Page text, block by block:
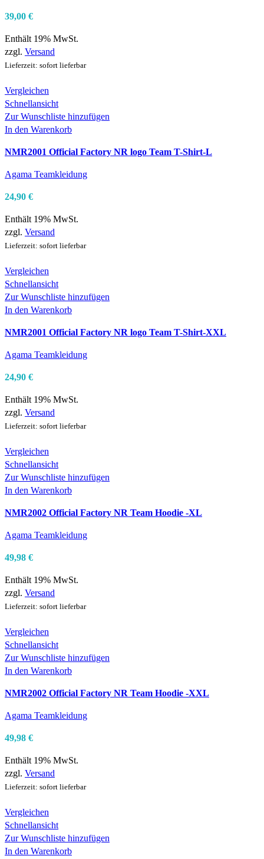
39,00 €
Enthält 19% MwSt.
zzgl. Versand
Lieferzeit: sofort lieferbar
Vergleichen
Schnellansicht
Zur Wunschliste hinzufügen
In den Warenkorb
NMR2001 Official Factory NR logo Team T-Shirt-L
Agama Teamkleidung
24,90 €
Enthält 19% MwSt.
zzgl. Versand
Lieferzeit: sofort lieferbar
Vergleichen
Schnellansicht
Zur Wunschliste hinzufügen
In den Warenkorb
NMR2001 Official Factory NR logo Team T-Shirt-XXL
Agama Teamkleidung
24,90 €
Enthält 19% MwSt.
zzgl. Versand
Lieferzeit: sofort lieferbar
Vergleichen
Schnellansicht
Zur Wunschliste hinzufügen
In den Warenkorb
NMR2002 Official Factory NR Team Hoodie -XL
Agama Teamkleidung
49,98 €
Enthält 19% MwSt.
zzgl. Versand
Lieferzeit: sofort lieferbar
Vergleichen
Schnellansicht
Zur Wunschliste hinzufügen
In den Warenkorb
NMR2002 Official Factory NR Team Hoodie -XXL
Agama Teamkleidung
49,98 €
Enthält 19% MwSt.
zzgl. Versand
Lieferzeit: sofort lieferbar
Vergleichen
Schnellansicht
Zur Wunschliste hinzufügen
In den Warenkorb